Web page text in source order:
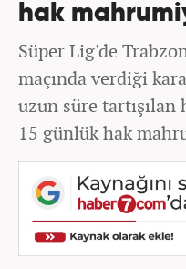
hak
Süper Lig'de
maçında verdiği
uzun süre tartışılan
15 günlük hak